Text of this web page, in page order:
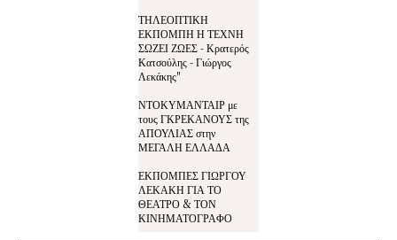
ΤΗΛΕΟΠΤΙΚΗ
ΕΚΠΟΜΠΗ Η ΤΕΧΝΗ
ΣΩΖΕΙ ΖΩΕΣ - Κρατερός
Κατσούλης - Γιώργος
Λεκάκης"
ΝΤΟΚΥΜΑΝΤΑΙΡ με
τους ΓΚΡΕΚΑΝΟΥΣ της
ΑΠΟΥΛΙΑΣ στην
ΜΕΓΑΛΗ ΕΛΛΑΔΑ
ΕΚΠΟΜΠΕΣ ΓΙΩΡΓΟΥ
ΛΕΚΑΚΗ ΓΙΑ ΤΟ
ΘΕΑΤΡΟ & ΤΟΝ
ΚΙΝΗΜΑΤΟΓΡΑΦΟ